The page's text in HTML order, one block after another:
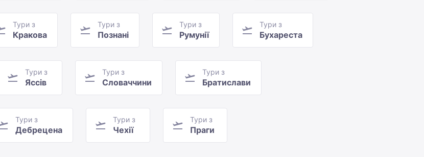
Тури з
Кракова
Тури з
Познані
Тури з
Румунії
Тури з
Бухареста
Тури з
Яссів
Тури з
Словаччини
Тури з
Братислави
Тури з
Дебрецена
Тури з
Чехії
Тури з
Праги